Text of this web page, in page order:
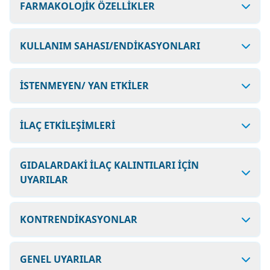
FARMAKOLOJİK ÖZELLİKLER
KULLANIM SAHASI/ENDİKASYONLARI
İSTENMEYEN/ YAN ETKİLER
İLAÇ ETKİLEŞİMLERİ
GIDALARDAKİ İLAÇ KALINTILARI İÇİN
UYARILAR
KONTRENDİKASYONLAR
GENEL UYARILAR